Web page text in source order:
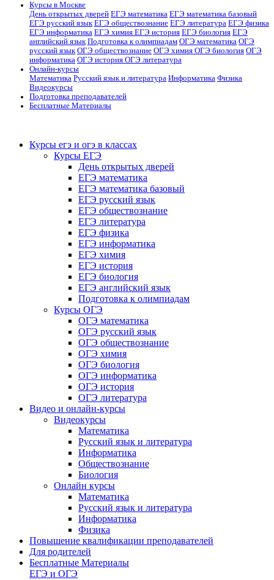
Курсы в Москве
День открытых дверей ЕГЭ математика ЕГЭ математика базовый
ЕГЭ русский язык ЕГЭ обществознание ЕГЭ литература ЕГЭ физика
ЕГЭ информатика ЕГЭ химия ЕГЭ история ЕГЭ биология ЕГЭ
английский язык Подготовка к олимпиадам ОГЭ математика ОГЭ
русский язык ОГЭ обществознание ОГЭ химия ОГЭ биология ОГЭ
информатика ОГЭ история ОГЭ литература
Онлайн-курсы
Математика Русский язык и литература Информатика Физика
Видеокурсы
Подготовка преподавателей
Бесплатные Материалы
Курсы егэ и огэ в классах
Курсы ЕГЭ
День открытых дверей
ЕГЭ математика
ЕГЭ математика базовый
ЕГЭ русский язык
ЕГЭ обществознание
ЕГЭ литература
ЕГЭ физика
ЕГЭ информатика
ЕГЭ химия
ЕГЭ история
ЕГЭ биология
ЕГЭ английский язык
Подготовка к олимпиадам
Курсы ОГЭ
ОГЭ математика
ОГЭ русский язык
ОГЭ обществознание
ОГЭ химия
ОГЭ биология
ОГЭ информатика
ОГЭ история
ОГЭ литература
Видео и онлайн-курсы
Видеокурсы
Математика
Русский язык и литература
Информатика
Обществознание
Биология
Онлайн курсы
Математика
Русский язык и литература
Информатика
Физика
Повышение квалификации преподавателей
Для родителей
Бесплатные Материалы
ЕГЭ и ОГЭ